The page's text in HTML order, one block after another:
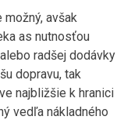
avšak
as nutnosťou
radšej dodávky
dopravu, tak
najbližšie k hranici
vedľa nákladného